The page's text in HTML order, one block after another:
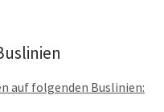
auf folgenden Buslinien: